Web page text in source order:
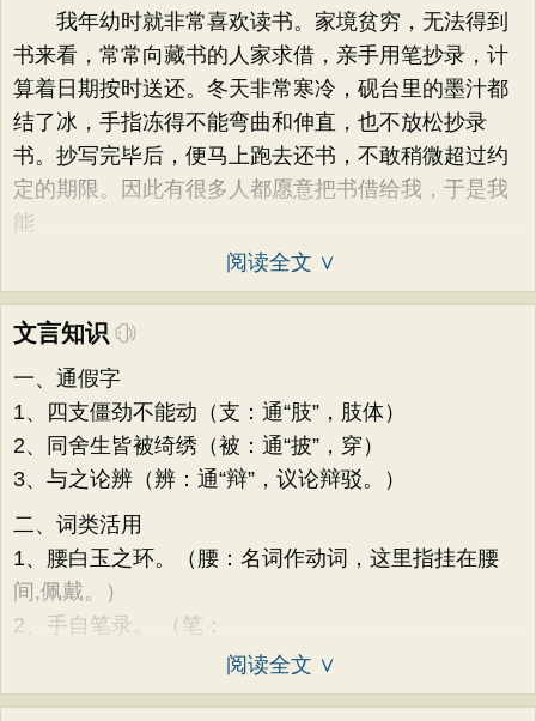
我年幼时就非常喜欢读书。家境贫穷，无法得到
书来看，常常向藏书的人家求借，亲手用笔抄录，计
算着日期按时送还。冬天非常寒冷，砚台里的墨汁都
结了冰，手指冻得不能弯曲和伸直，也不放松抄录
书。抄写完毕后，便马上跑去还书，不敢稍微超过约
定的期限。因此有很多人都愿意把书借给我，于是我
能
阅读全文 ∨
文言知识
一、通假字
1、四支僵劲不能动（支：通“肢”，肢体）
2、同舍生皆被绮绣（被：通“披”，穿）
3、与之论辨（辨：通“辩”，议论辩驳。）
二、词类活用
1、腰白玉之环。（腰：名词作动词，这里指挂在腰
间,佩戴。）
2、手自笔录。 （笔：
阅读全文 ∨